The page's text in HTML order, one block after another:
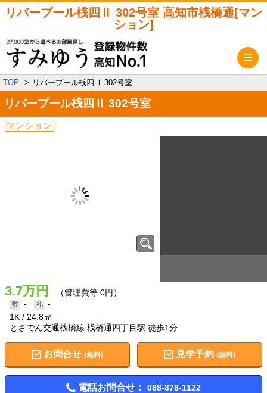
リバープール桟四Ⅱ 302号室 高知市桟橋通[マン
ション]
TOP リバープール桟四Ⅱ 302号室
リバープール桟四Ⅱ 302号室
マンション
3.7万円 （管理費等 0円）
-
-
1K
24.8㎡
とさでん交通桟橋線 桟橋通四丁目駅 徒歩1分
お問合せ (無料) 見学予約(無料)
電話お問合せ： 088-878-1122